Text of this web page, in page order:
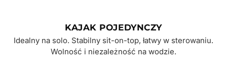
KAJAK POJEDYNCZY
Idealny na solo. Stabilny sit-on-top, łatwy w sterowaniu.
Wolność i niezależność na wodzie.